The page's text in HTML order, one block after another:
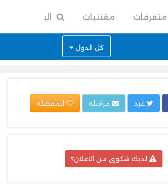
متفرقات مقتنيات البحث
كل الدول
غرد
لديك شكوى من الاعلان؟